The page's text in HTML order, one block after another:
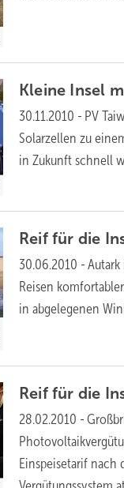
Kleine Insel
30.11.2010 - PV
Solarzellen zu
in Zukunft schnell
Reif für die
30.06.2010 -
Reisen
in abgelegenen
Reif für die
28.02.2010 -
Einspeisetarif nach